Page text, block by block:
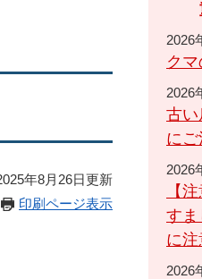
年8月26日更新
印刷ページ表示
2026
ク
2026
古い
に
2026
【
すま
に
2026